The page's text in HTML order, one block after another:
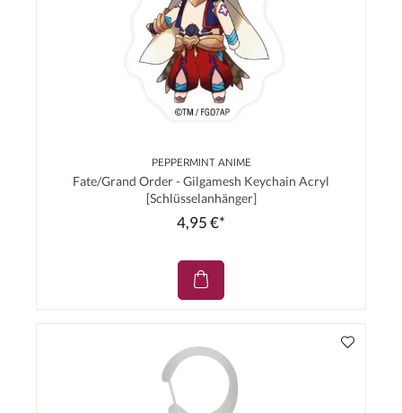
PEPPERMINT ANIME
Fate/Grand Order - Gilgamesh Keychain Acryl
[Schlüsselanhänger]
4,95 €*